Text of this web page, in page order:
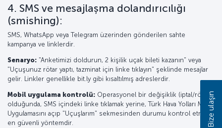
4. SMS ve mesajlaşma dolandırıcılığı
(smishing):
SMS, WhatsApp veya Telegram üzerinden gönderilen sahte
kampanya ve linklerdir.
Senaryo: "Anketimizi doldurun, 2 kişilik uçak bileti kazanın" veya
"Uçuşunuz rötar yaptı, tazminat için linke tıklayın" şeklinde mesajlar
gelir. Linkler genellikle bit.ly gibi kısaltılmış adreslerdir.
Mobil uygulama kontrolü: Operasyonel bir değişiklik (iptal/rötar)
olduğunda, SMS içindeki linke tıklamak yerine, Türk Hava Yolları Mobil
Uygulamasını açıp "Uçuşlarım" sekmesinden durumu kontrol etmek
en güvenli yöntemdir.
Bize ulaşın